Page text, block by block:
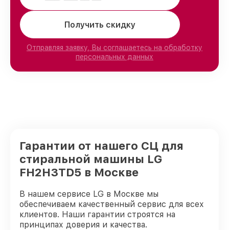
Получить скидку
Отправляя заявку, Вы соглашаетесь на обработку
персональных данных
Гарантии от нашего СЦ для
стиральной машины LG
FH2H3TD5 в Москве
В нашем сервисе LG в Москве мы
обеспечиваем качественный сервис для всех
клиентов. Наши гарантии строятся на
принципах доверия и качества.